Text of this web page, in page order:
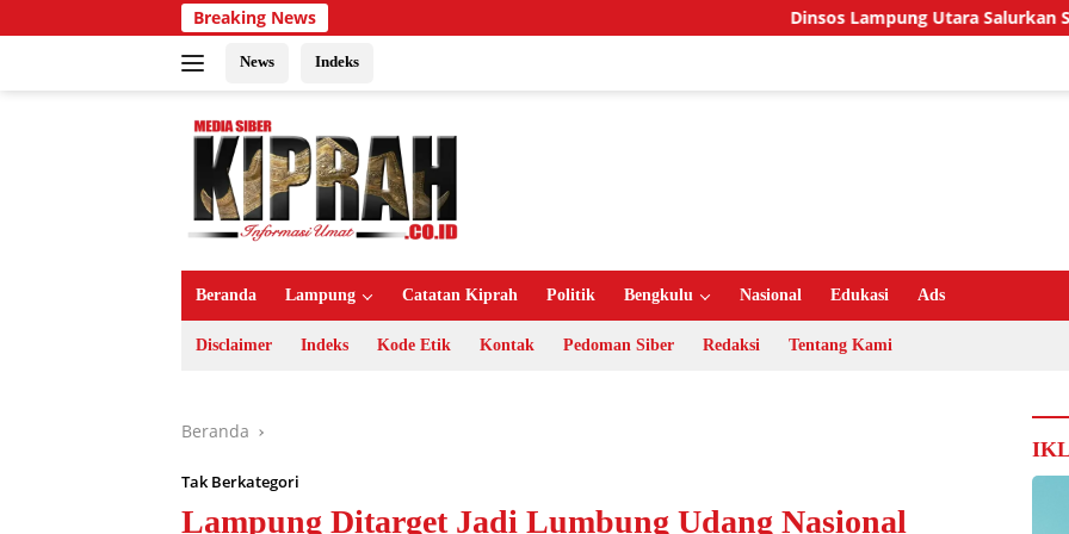
ke
Breaking News Dinsos Lampung Utara Salurkan Santunan
News Indeks
Beranda Lampung Catatan Kiprah Politik Bengkulu Nasional Edukasi Ads
Disclaimer Indeks Kode Etik Kontak Pedoman Siber Redaksi Tentang Kami
Beranda
Tak Berkategori
Lampung Ditarget Jadi Lumbung Udang Nasional